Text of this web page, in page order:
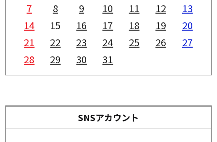
7
8 9 10 11 12
13
14
15 16 17 18 19
20
21
22 23 24 25 26
27
28
29 30 31
SNSアカウント